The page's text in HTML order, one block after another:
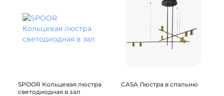
SPOOR Кольцевая люстра
светодиодная в зал
CASA Люстра в спальню